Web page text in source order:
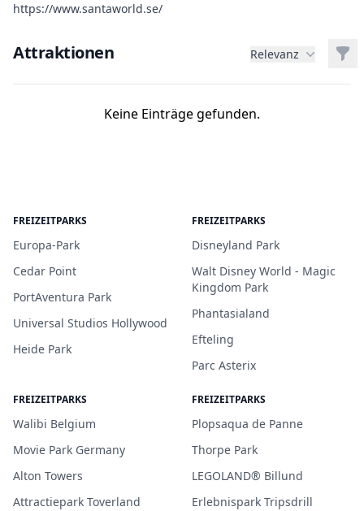
https://www.santaworld.se/
Attraktionen Relevanz
Keine Einträge gefunden.
FREIZEITPARKS
Europa-Park
Cedar Point
PortAventura Park
Universal Studios Hollywood
Heide Park
FREIZEITPARKS
Disneyland Park
Walt Disney World - Magic
Kingdom Park
Phantasialand
Efteling
Parc Asterix
FREIZEITPARKS
Walibi Belgium
Movie Park Germany
Alton Towers
Attractiepark Toverland
FREIZEITPARKS
Plopsaqua de Panne
Thorpe Park
LEGOLAND® Billund
Erlebnispark Tripsdrill